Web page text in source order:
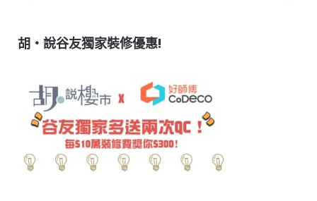
胡‧說谷友獨家裝修優惠!